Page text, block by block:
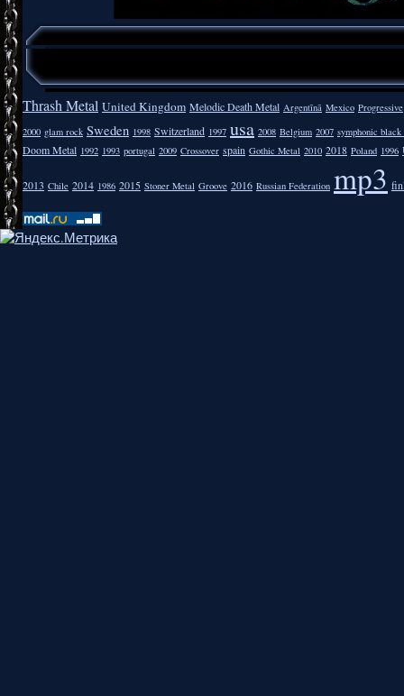
Thrash Metal United Kingdom Melodic Death Metal Argentīnā Mexico Progressive
2000 glam rock Sweden 1998 Switzerland 1997 usa 2008 Belgium 2007 symphonic
Doom Metal 1992 1993 portugal 2009 Crossover spain Gothic Metal 2010 2018 Poland 1996
2013 Chile 2014 1986 2015 Stoner Metal Groove 2016 Russian Federation mp3